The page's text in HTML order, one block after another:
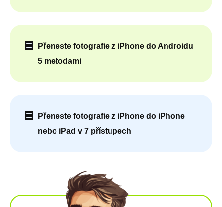
Přeneste fotografie z iPhone do Androidu
5 metodami
Přeneste fotografie z iPhone do iPhone
nebo iPad v 7 přístupech